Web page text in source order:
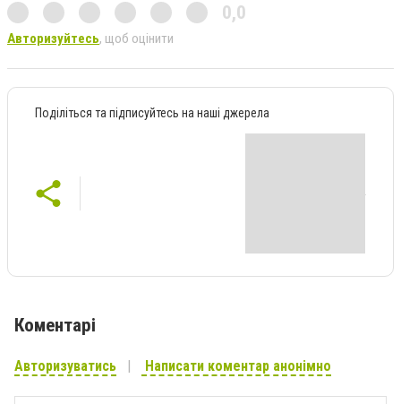
0,0
Авторизуйтесь, щоб оцінити
Поділіться та підписуйтесь на наші джерела
Коментарі
Авторизуватись Написати коментар анонімно